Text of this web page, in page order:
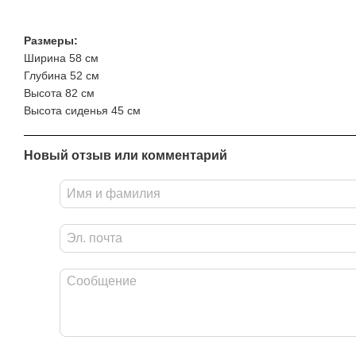
Размеры:
Ширина 58 см
Глубина 52 см
Высота 82 см
Высота сиденья 45 см
Новый отзыв или комментарий